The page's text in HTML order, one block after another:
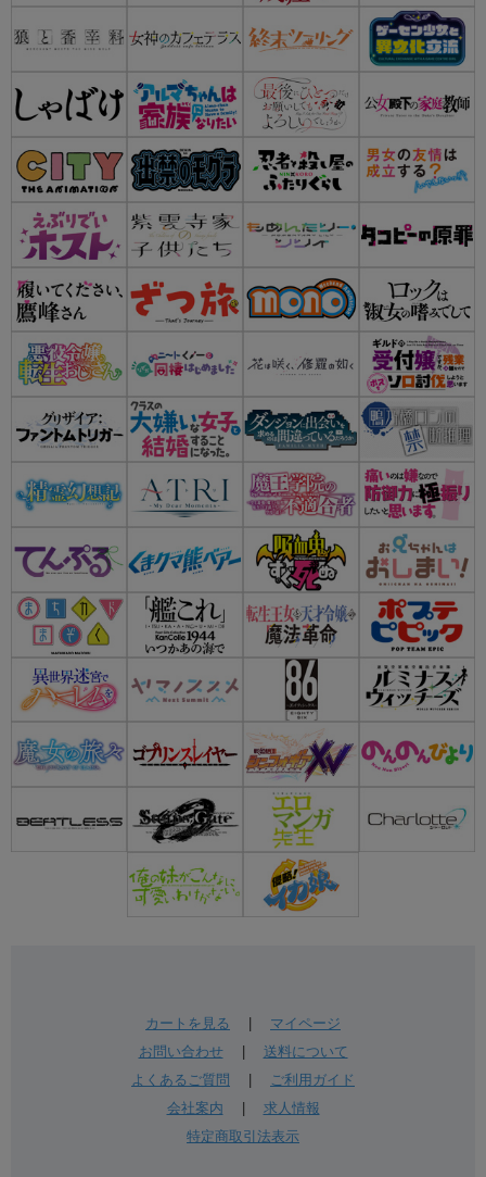
カートを見る
マイページ
お問い合わせ| 送料について
よくあるご質問
ご利用ガイド
会社案内
求人情報
特定商取引法表示